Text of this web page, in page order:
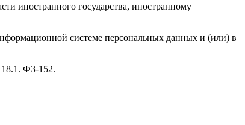
иностранного государства, иностранному
системе персональных данных и (или) в
18.1. ФЗ-152.